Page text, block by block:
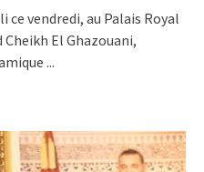
ce vendredi, au Palais Royal
Cheikh El Ghazouani,
...